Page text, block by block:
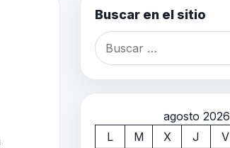
Buscar en el sitio
agosto 2026
L
M X J V